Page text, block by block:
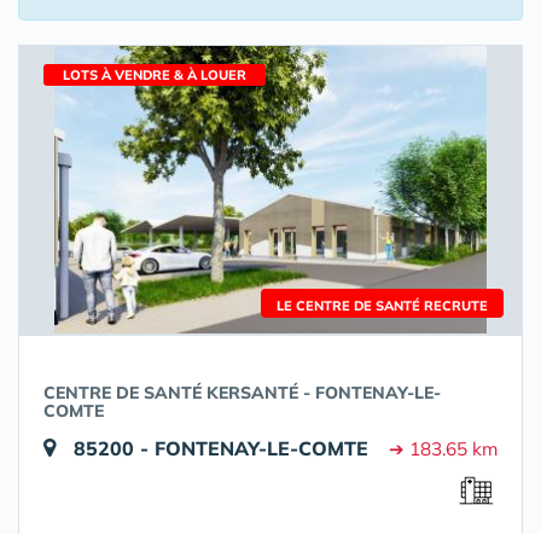
LE CENTRE DE SANTÉ RECRUTE
LOTS À VENDRE & À LOUER
CENTRE DE SANTÉ KERSANTÉ - FONTENAY-LE-
COMTE
85200 - FONTENAY-LE-COMTE ➔ 183.65 km